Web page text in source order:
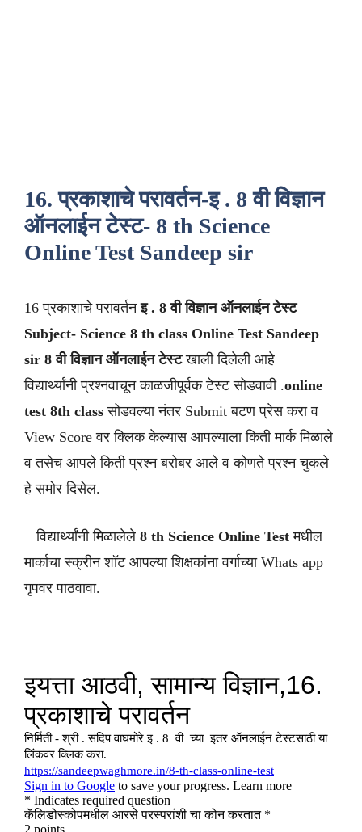
16. प्रकाशाचे परावर्तन-इ . 8 वी विज्ञान
ऑनलाईन टेस्ट- 8 th Science
Online Test Sandeep sir
16 प्रकाशाचे परावर्तनइ . 8 वी विज्ञान ऑनलाईन टेस्ट
Subject- Science 8 th class Online Test Sandeep
sir 8 वी विज्ञान ऑनलाईन टेस्टखाली दिलेली आहे
विद्यार्थ्यांनी प्रश्नवाचून काळजीपूर्वक टेस्ट सोडवावी .online
test 8th class सोडवल्या नंतर Submit बटण प्रेस करा व
View Score वर क्लिक केल्यास आपल्याला किती मार्क मिळाले
व तसेच आपले किती प्रश्न बरोबर आले व कोणते प्रश्न चुकले
हे समोर दिसेल.
विद्यार्थ्यांनी मिळालेले 8 th Science Online Test मधील
मार्काचा स्क्रीन शॉट आपल्या शिक्षकांना वर्गाच्या Whats app
गृपवर पाठवावा.